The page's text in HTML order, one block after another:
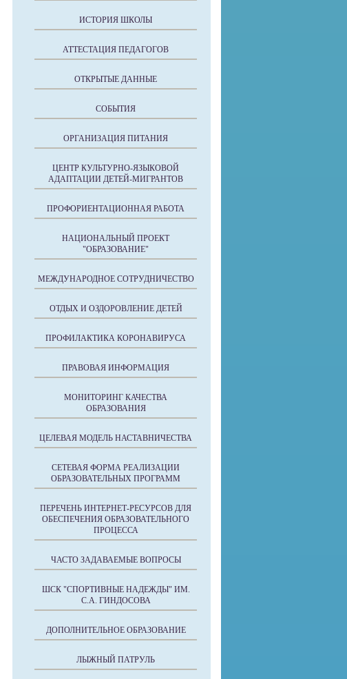
ИСТОРИЯ ШКОЛЫ
АТТЕСТАЦИЯ ПЕДАГОГОВ
ОТКРЫТЫЕ ДАННЫЕ
СОБЫТИЯ
ОРГАНИЗАЦИЯ ПИТАНИЯ
ЦЕНТР КУЛЬТУРНО-ЯЗЫКОВОЙ
АДАПТАЦИИ ДЕТЕЙ-МИГРАНТОВ
ПРОФОРИЕНТАЦИОННАЯ РАБОТА
НАЦИОНАЛЬНЫЙ ПРОЕКТ
"ОБРАЗОВАНИЕ"
МЕЖДУНАРОДНОЕ СОТРУДНИЧЕСТВО
ОТДЫХ И ОЗДОРОВЛЕНИЕ ДЕТЕЙ
ПРОФИЛАКТИКА КОРОНАВИРУСА
ПРАВОВАЯ ИНФОРМАЦИЯ
МОНИТОРИНГ КАЧЕСТВА
ОБРАЗОВАНИЯ
ЦЕЛЕВАЯ МОДЕЛЬ НАСТАВНИЧЕСТВА
СЕТЕВАЯ ФОРМА РЕАЛИЗАЦИИ
ОБРАЗОВАТЕЛЬНЫХ ПРОГРАММ
ПЕРЕЧЕНЬ ИНТЕРНЕТ-РЕСУРСОВ ДЛЯ
ОБЕСПЕЧЕНИЯ ОБРАЗОВАТЕЛЬНОГО
ПРОЦЕССА
ЧАСТО ЗАДАВАЕМЫЕ ВОПРОСЫ
ШСК "СПОРТИВНЫЕ НАДЕЖДЫ" ИМ.
С.А. ГИНДОСОВА
ДОПОЛНИТЕЛЬНОЕ ОБРАЗОВАНИЕ
ЛЫЖНЫЙ ПАТРУЛЬ